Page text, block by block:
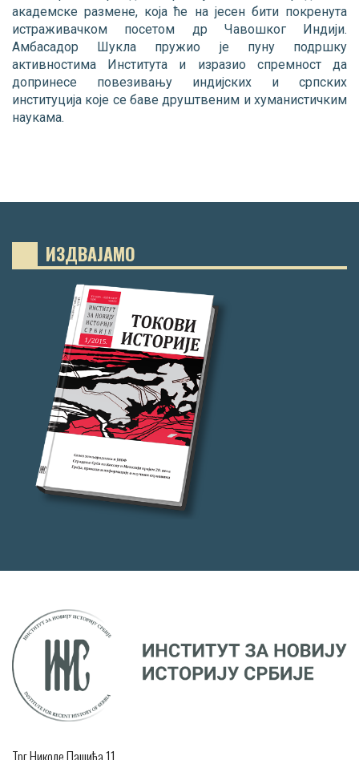
академске размене, која ће на јесен бити покренута
истраживачком посетом др Чавошког Индији.
Амбасадор Шукла пружио је пуну подршку
активностима Института и изразио спремност да
допринесе повезивању индијских и српских
институција које се баве друштвеним и хуманистичким
наукама.
ИЗДВАЈАМО